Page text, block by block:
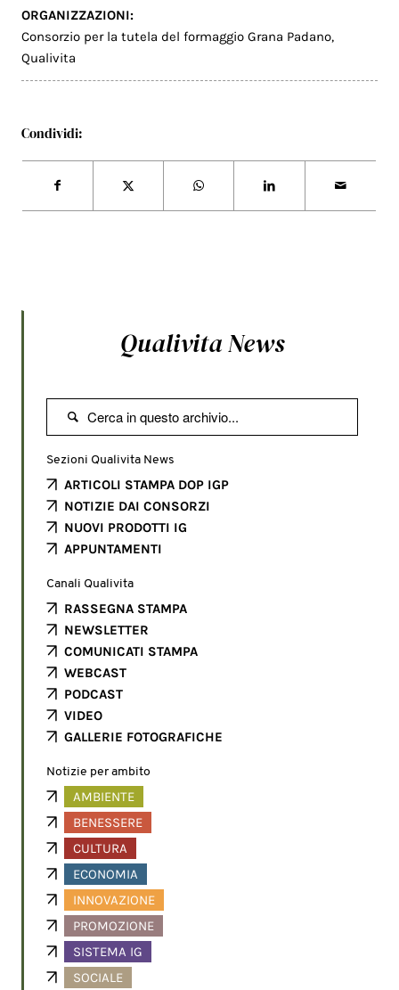
ORGANIZZAZIONI:
Consorzio per la tutela del formaggio Grana Padano,
Qualivita
Condividi:
Qualivita News

Sezioni Qualivita News
ARTICOLI STAMPA DOP IGP
NOTIZIE DAI CONSORZI
NUOVI PRODOTTI IG
APPUNTAMENTI
Canali Qualivita
RASSEGNA STAMPA
NEWSLETTER
COMUNICATI STAMPA
WEBCAST
PODCAST
VIDEO
GALLERIE FOTOGRAFICHE
Notizie per ambito
AMBIENTE
BENESSERE
CULTURA
ECONOMIA
INNOVAZIONE
PROMOZIONE
SISTEMA IG
SOCIALE